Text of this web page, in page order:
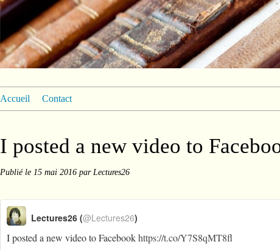
Accueil Contact
I posted a new video to
Publié le 15 mai 2016 par Lectures26
I posted a new video to Facebookhttps://t.co/Y7S8qMT8fl
Lectures26 (@Lectures26)